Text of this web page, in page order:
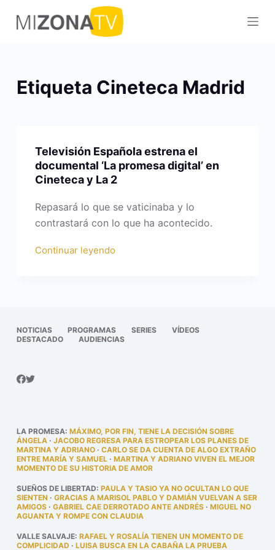
S
a
aEtiqueta Cineteca Madrid
Televisión Española estrena el
documental ‘La promesa digital’ en
Cineteca y La 2
Repasará lo que se vaticinaba y lo
contrastará con lo que ha acontecido.
Continuar leyendo
NOTICIAS PROGRAMAS SERIES
VÍDEOS
DESTACADO
AUDIENCIAS
LA PROMESA: MÁXIMO, POR FIN, TIENE LA DECISIÓN SOBRE
ÁNGELA· JACOBO REGRESA PARA ESTROPEAR LOS PLANES DE
MARTINA Y ADRIANO· CARLO SE DA CUENTA DE ALGO EXTRAÑO
ENTRE MARÍA Y SAMUEL· MARTINA Y ADRIANO VIVEN EL MEJOR
MOMENTO DE SU HISTORIA DE AMOR
SUEÑOS DE LIBERTAD: PAULA Y TASIO YA NO OCULTAN LO QUE
SIENTEN · GRACIAS A MARISOL PABLO Y DAMIÁN VUELVAN A SER
AMIGOS· GABRIEL CAE DERROTADO ANTE ANDRÉS· MIGUEL NO
AGUANTA Y ROMPE CON CLAUDIA
VALLE SALVAJE: RAFAEL Y ROSALÍA TIENEN UN MOMENTO DE
COMPLICIDAD · LUISA BUSCA EN LA CABAÑA LA PRUEBA